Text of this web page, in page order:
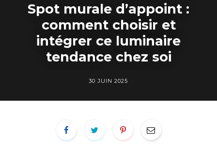
Spot murale d’appoint :
comment choisir et
intégrer ce luminaire
tendance chez soi
30 JUIN 2025